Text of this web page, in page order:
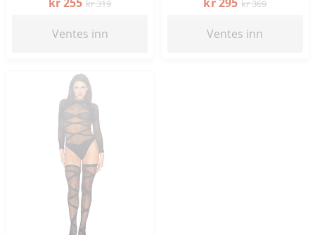
kr 319
Ventes inn
kr 369
Ventes inn